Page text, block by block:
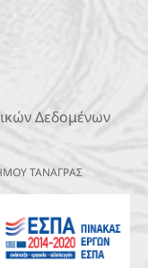
Δεδομένων
ΤΑΝΑΓΡΑΣ